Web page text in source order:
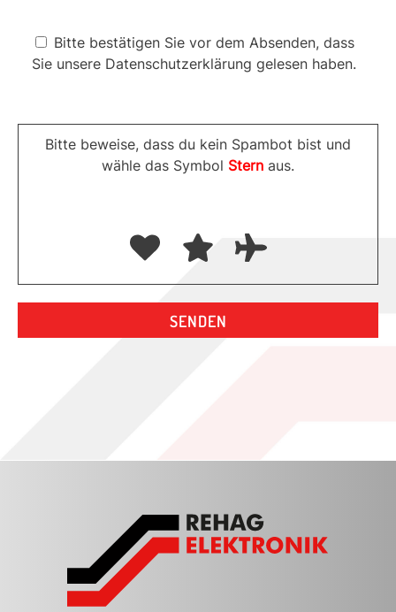
Bitte bestätigen Sie vor dem Absenden, dass
Sie unsere Datenschutzerklärung gelesen haben.
Bitte beweise, dass du kein Spambot bist und
wähle das Symbol Stern aus.